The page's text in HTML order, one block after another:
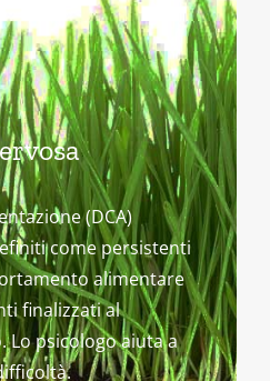
(DCA)
come persistenti
alimentare
finalizzati al
Lo psicologo aiuta a